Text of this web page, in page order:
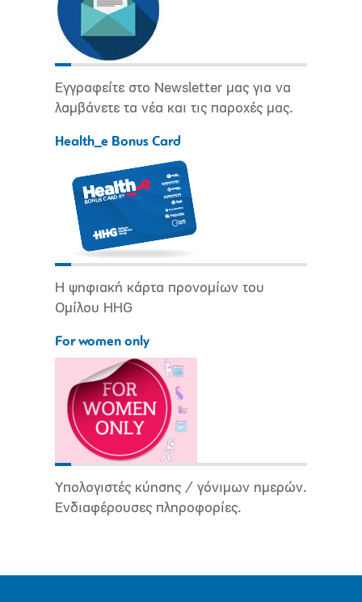
Εγγραφείτε στο Newsletter μας για να
λαμβάνετε τα νέα και τις παροχές μας.
Health_e Bonus Card
Η ψηφιακή κάρτα προνομίων του
Ομίλου HHG
For women only
Υπολογιστές κύησης / γόνιμων ημερών.
Ενδιαφέρουσες πληροφορίες.